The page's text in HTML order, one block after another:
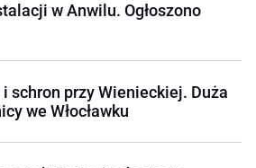
w Anwilu. Ogłoszono
schron przy Wienieckiej. Duża
we Włocławku